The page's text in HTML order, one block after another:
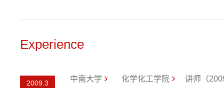
Experience
2009.3 中南大学 化学化工学院
讲师（